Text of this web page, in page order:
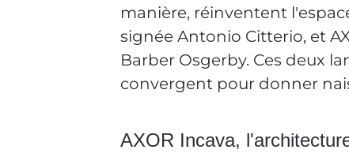
manière, réinventent
signée Antonio Citterio, et
Barber Osgerby. Ces deux
convergent pour donner
AXOR Incava,